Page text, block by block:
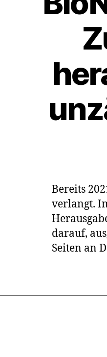
Bereits
verlangt.
darauf,
Seiten an